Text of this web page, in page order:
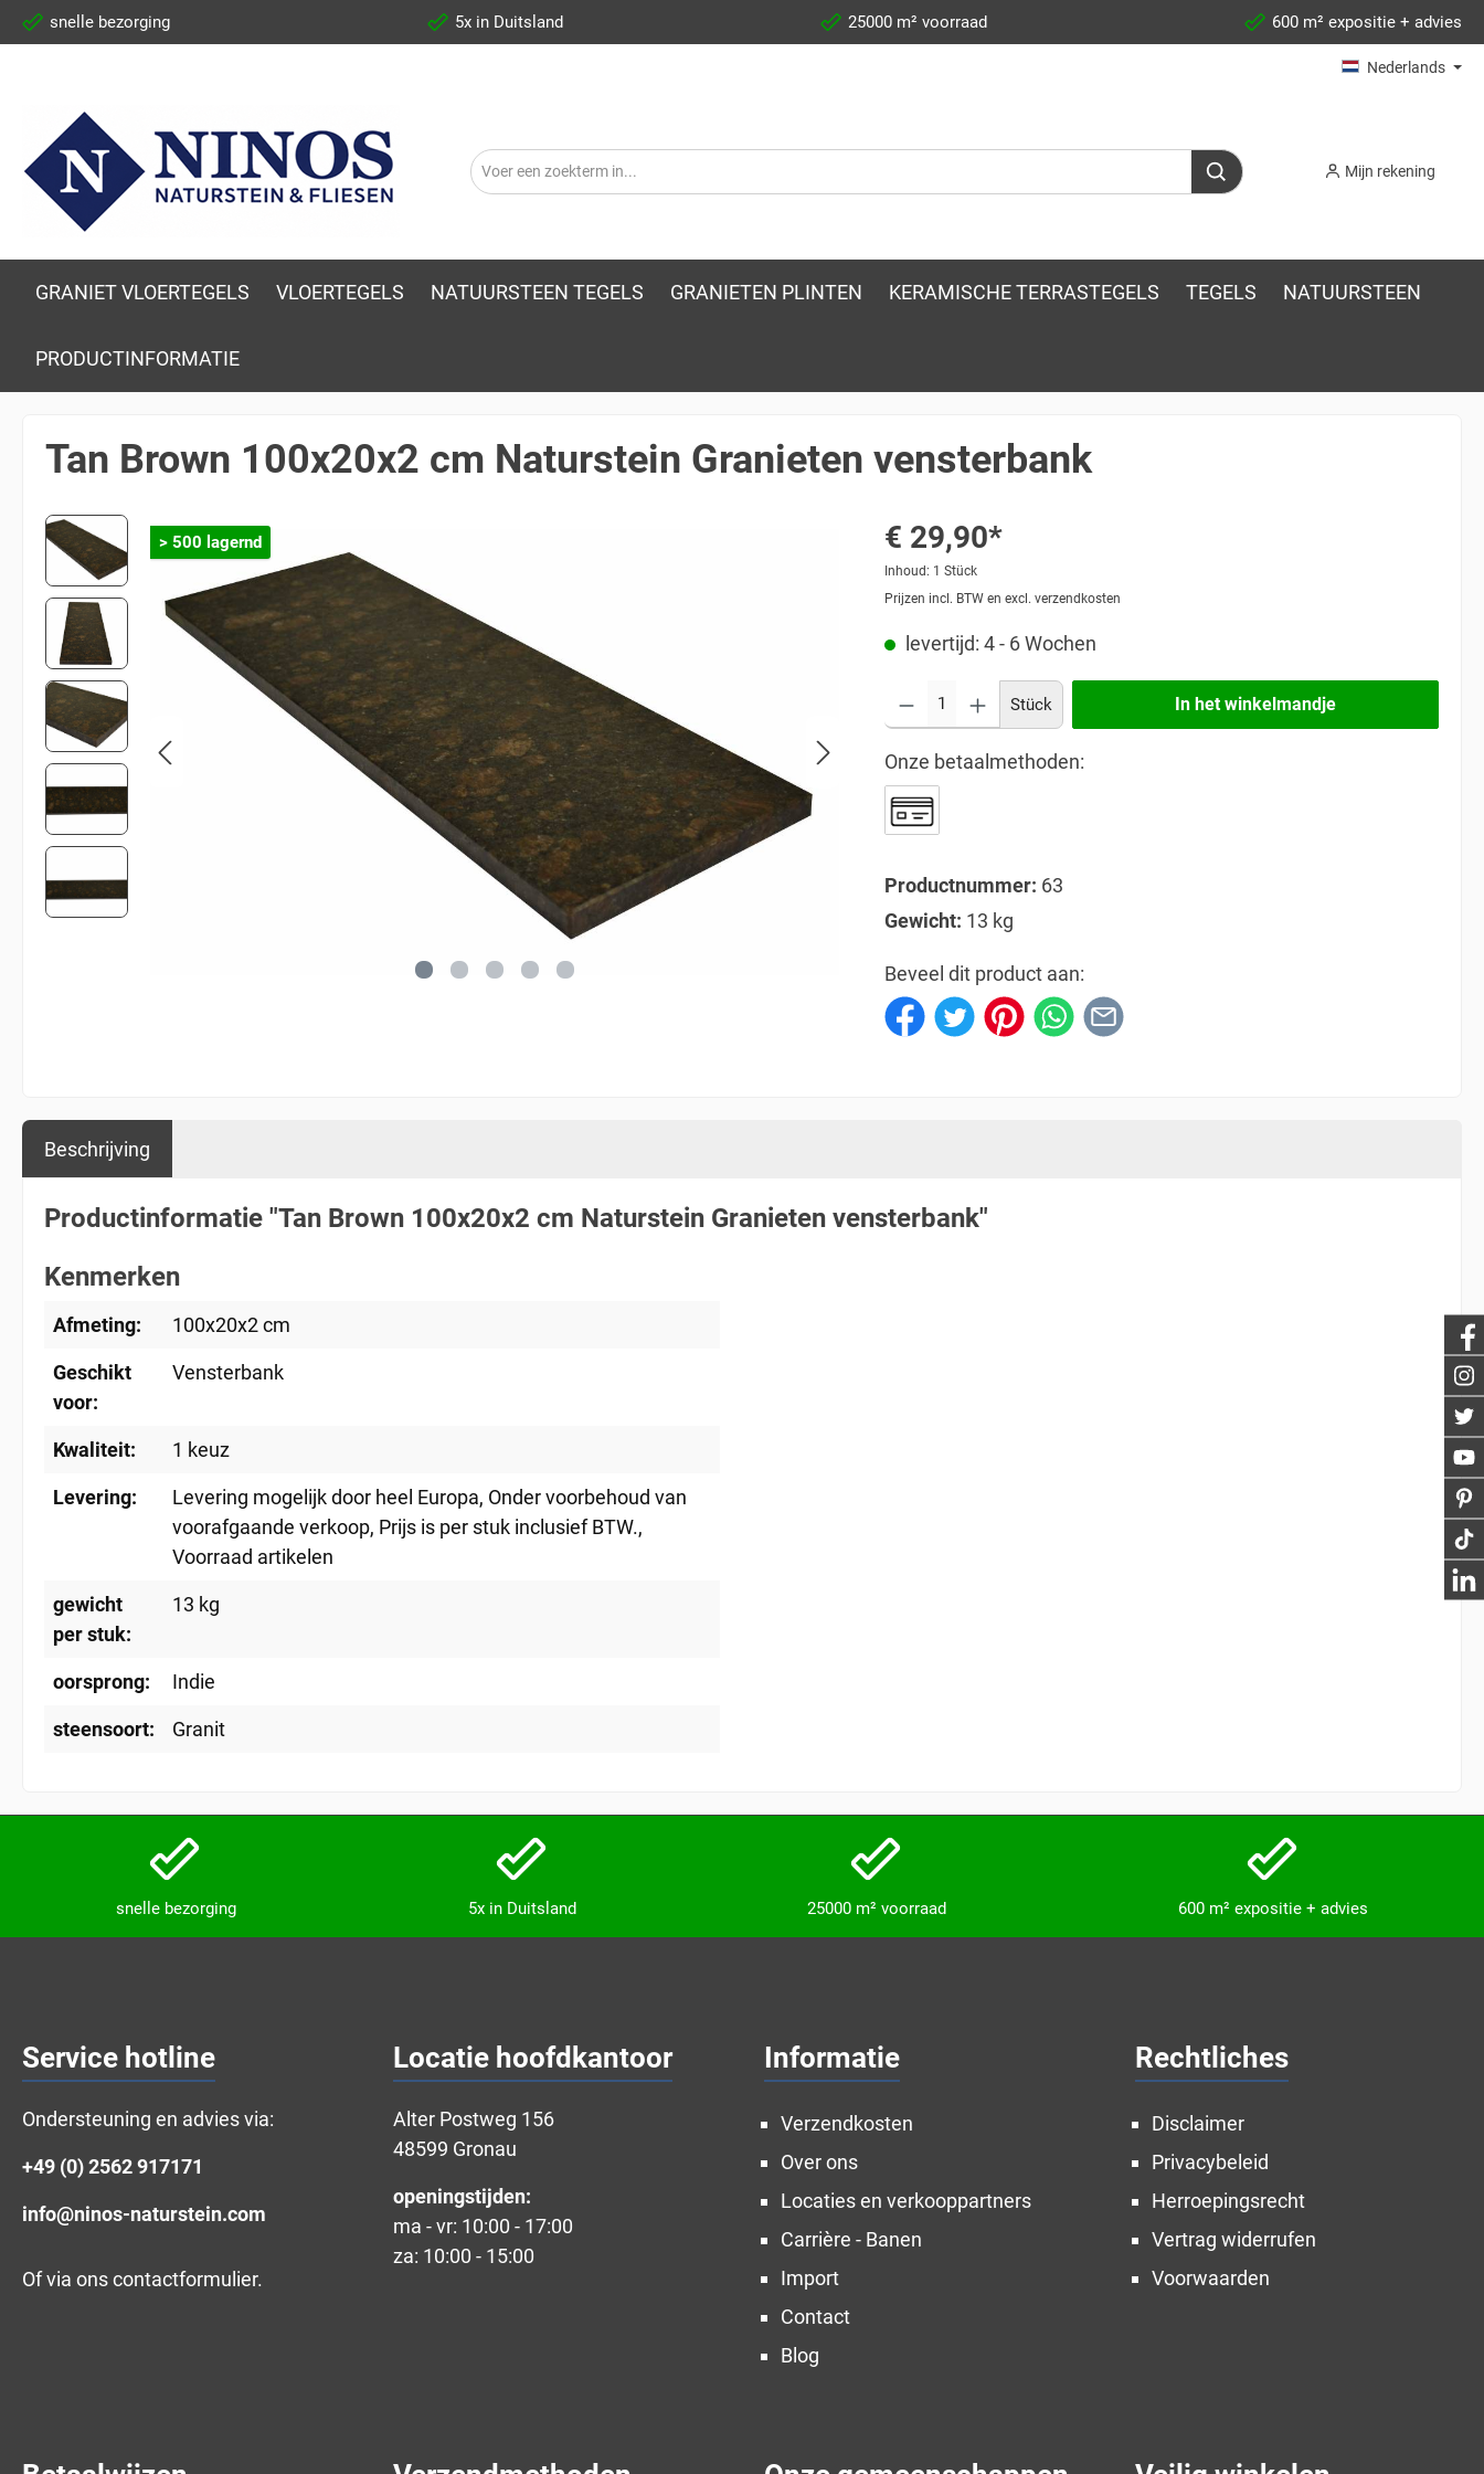
snelle bezorging 5x in Duitsland 25000 m² voorraad 600 m² expositie + advies
Nederlands
Mijn rekening
GRANIET VLOERTEGELS VLOERTEGELS NATUURSTEEN TEGELS GRANIETEN PLINTEN KERAMISCHE TERRASTEGELS TEGELS NATUURSTEEN
PRODUCTINFORMATIE
Tan Brown 100x20x2 cm Naturstein Granieten vensterbank
> 500 lagernd € 29,90*
Inhoud: 1 Stück
Prijzen incl. BTW en excl. verzendkosten
levertijd: 4 - 6 Wochen
Stück In het winkelmandje
Onze betaalmethoden:
Productnummer: 63
Gewicht: 13 kg
Beveel dit product aan:
Beschrijving
Productinformatie "Tan Brown 100x20x2 cm Naturstein Granieten vensterbank"
Kenmerken
Afmeting: 100x20x2 cm
Geschikt
voor:
Vensterbank
Kwaliteit: 1 keuz
Levering: Levering mogelijk door heel Europa, Onder voorbehoud van
voorafgaande verkoop, Prijs is per stuk inclusief BTW.,
Voorraad artikelen
gewicht
per stuk:
13 kg
oorsprong: Indie
steensoort: Granit
snelle bezorging 5x in Duitsland 25000 m² voorraad 600 m² expositie + advies
Service hotline
Ondersteuning en advies via:
+49 (0) 2562 917171
info@ninos-naturstein.com
Of via onscontactformulier.
Locatie hoofdkantoor
Alter Postweg 156
48599 Gronau
openingstijden:
ma - vr: 10:00 - 17:00
za: 10:00 - 15:00
Informatie
Verzendkosten
Over ons
Locaties en verkooppartners
Carrière - Banen
Import
Contact
Blog
Rechtliches
Disclaimer
Privacybeleid
Herroepingsrecht
Vertrag widerrufen
Voorwaarden